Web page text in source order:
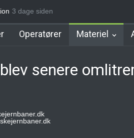
Favrholm Station
3 dage siden
Operatører Materiel
senere